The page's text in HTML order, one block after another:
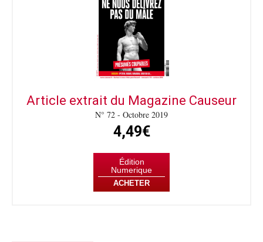
Article extrait du Magazine Causeur
N° 72 - Octobre 2019
4,49€
Édition
Numerique
ACHETER